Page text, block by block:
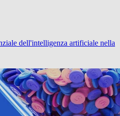
dell'intelligenza artificiale nella